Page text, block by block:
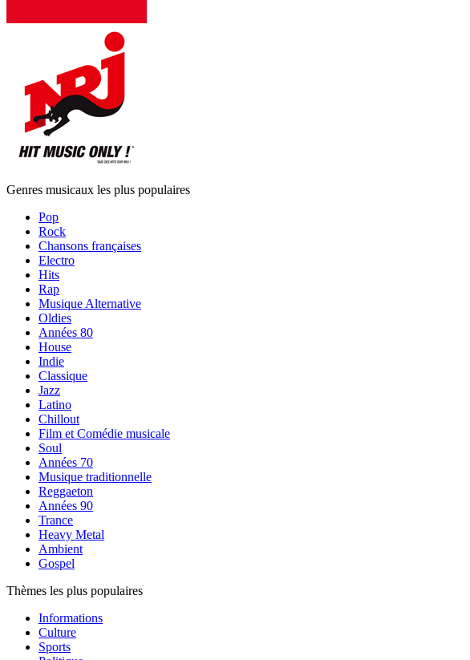
Genres musicaux les plus populaires
Pop
Rock
Chansons françaises
Electro
Hits
Rap
Musique Alternative
Oldies
Années 80
House
Indie
Classique
Jazz
Latino
Chillout
Film et Comédie musicale
Soul
Années 70
Musique traditionnelle
Reggaeton
Années 90
Trance
Heavy Metal
Ambient
Gospel
Thèmes les plus populaires
Informations
Culture
Sports